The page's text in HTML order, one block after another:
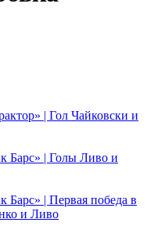
| Гол Чайковски и
Барс» | Голы Ливо и
Барс» | Первая победа в
и Ливо